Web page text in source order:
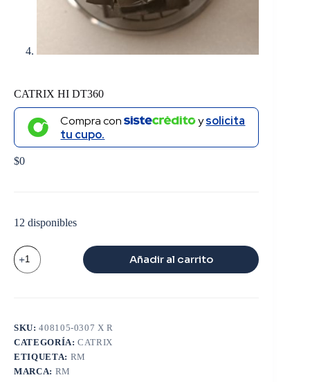
CATRIX HI DT360
Compra con ysolicita
tu cupo.
$0
12 disponibles
CATRIX
HI
DT360
Añadir al carrito
SKU:408105-0307 X R
CATEGORÍA:CATRIX
ETIQUETA: RM
MARCA: RM